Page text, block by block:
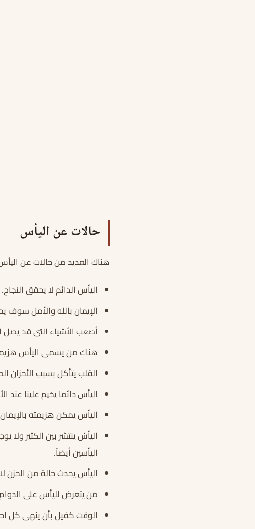
حالات عن اليأس
هناك العديد من حالات عن
اليأس الدائم لا يحقق النجاح.
الإيمان بالله والأمل سوف
أصعب الأشياء التى قد
هناك من يسمى اليأس
القلب يتأكل بسبب الأحزان
اليأس دائما يخيم علينا عند
اليأس يمكن هزيمته
اليأسُ ينتشر بين الكثير
اليأسين أيضاً.
اليأس يحدث حالة من الحزن
من يتعرض لليأس على
الوقت كفيل بأن ينهى كل